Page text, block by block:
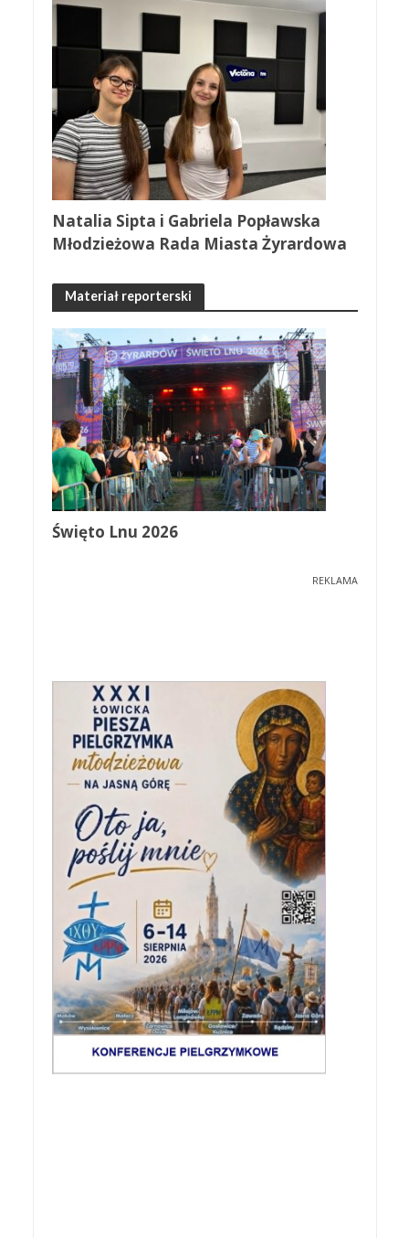
Natalia Sipta i Gabriela Popławska
Młodzieżowa Rada Miasta Żyrardowa
Materiał reporterski
Święto Lnu 2026
REKLAMA